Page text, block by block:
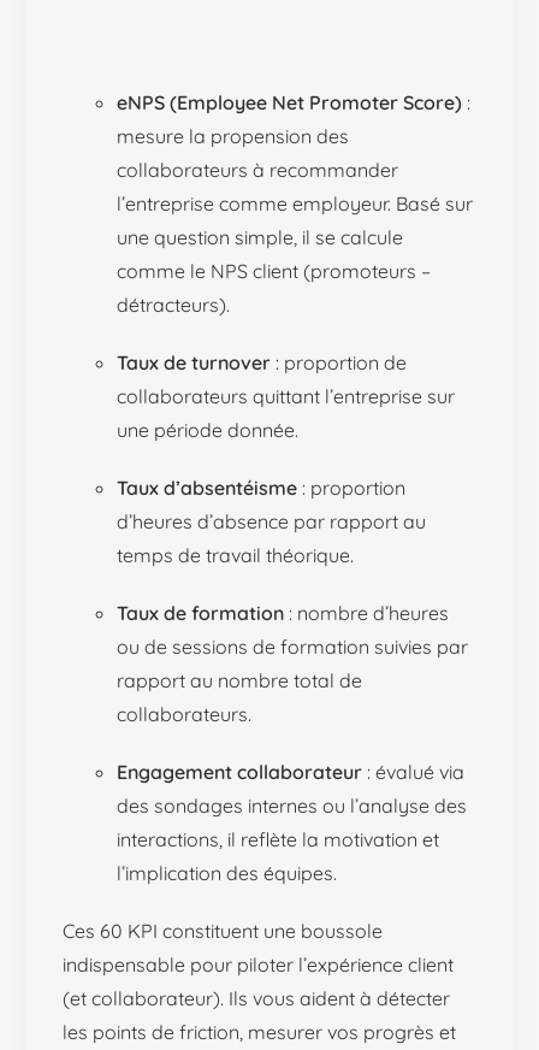
eNPS (Employee Net Promoter Score) :
mesure la propension des
collaborateurs à recommander
l’entreprise comme employeur. Basé sur
une question simple, il se calcule
comme le NPS client (promoteurs –
détracteurs).
Taux de turnover : proportion de
collaborateurs quittant l’entreprise sur
une période donnée.
Taux d’absentéisme : proportion
d’heures d’absence par rapport au
temps de travail théorique.
Taux de formation : nombre d’heures
ou de sessions de formation suivies par
rapport au nombre total de
collaborateurs.
Engagement collaborateur : évalué via
des sondages internes ou l’analyse des
interactions, il reflète la motivation et
l’implication des équipes.
Ces 60 KPI constituent une boussole
indispensable pour piloter l’expérience client
(et collaborateur). Ils vous aident à détecter
les points de friction, mesurer vos progrès et